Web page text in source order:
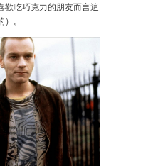
歡吃巧克力的朋友而言這
。